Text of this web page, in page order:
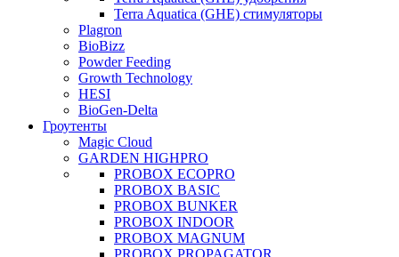
Terra Aquatica (GHE) стимуляторы
Plagron
BioBizz
Powder Feeding
Growth Technology
HESI
BioGen-Delta
Гроутенты
Magic Cloud
GARDEN HIGHPRO
PROBOX ECOPRO
PROBOX BASIC
PROBOX BUNKER
PROBOX INDOOR
PROBOX MAGNUM
PROBOX PROPAGATOR